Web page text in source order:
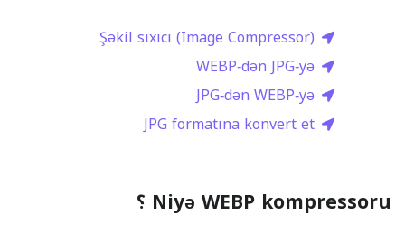
Şəkil sıxıcı (Image Compressor)
WEBP‑dən JPG‑yə
JPG‑dən WEBP‑yə
JPG formatına konvert et
Niyə WEBP kompressoru ؟